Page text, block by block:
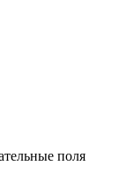
поля